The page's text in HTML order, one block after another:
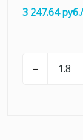
3 247.64
–